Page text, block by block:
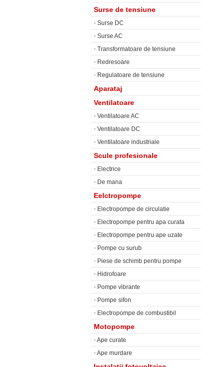
Surse de tensiune
• Surse DC
• Surse AC
• Transformatoare de tensiune
• Redresoare
• Regulatoare de tensiune
Aparataj
Ventilatoare
• Ventilatoare AC
• Ventilatoare DC
• Ventilatoare industriale
Scule profesionale
• Electrice
• De mana
Eelctropompe
• Electropompe de circulatie
• Electropompe pentru apa curata
• Electropompe pentru ape uzate
• Pompe cu surub
• Piese de schimb pentru pompe
• Hidrofoare
• Pompe vibrante
• Pompe sifon
• Electropompe de combustibil
Motopompe
•Ape curate
•Ape murdare